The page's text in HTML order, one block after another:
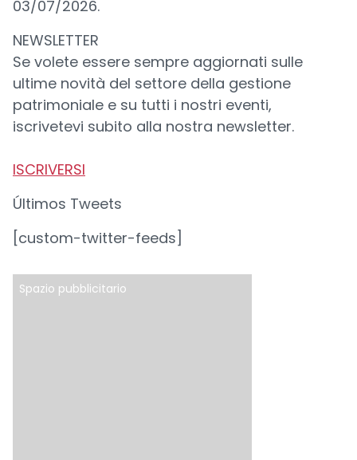
03/07/2026.
NEWSLETTER
Se volete essere sempre aggiornati sulle
ultime novità del settore della gestione
patrimoniale e su tutti i nostri eventi,
iscrivetevi subito alla nostra newsletter.
ISCRIVERSI
Últimos Tweets
[custom-twitter-feeds]
Spazio pubblicitario